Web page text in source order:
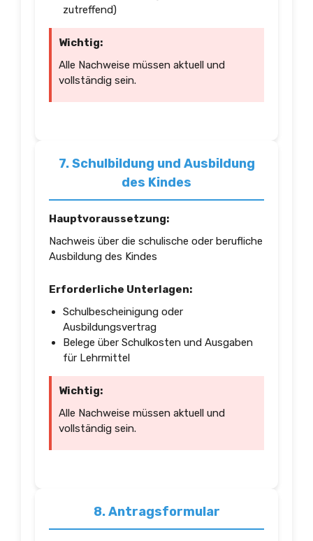
zutreffend)
Wichtig:
Alle Nachweise müssen aktuell und
vollständig sein.
7. Schulbildung und Ausbildung
des Kindes
Hauptvoraussetzung:
Nachweis über die schulische oder berufliche
Ausbildung des Kindes
Erforderliche Unterlagen:
Schulbescheinigung oder
Ausbildungsvertrag
Belege über Schulkosten und Ausgaben
für Lehrmittel
Wichtig:
Alle Nachweise müssen aktuell und
vollständig sein.
8. Antragsformular